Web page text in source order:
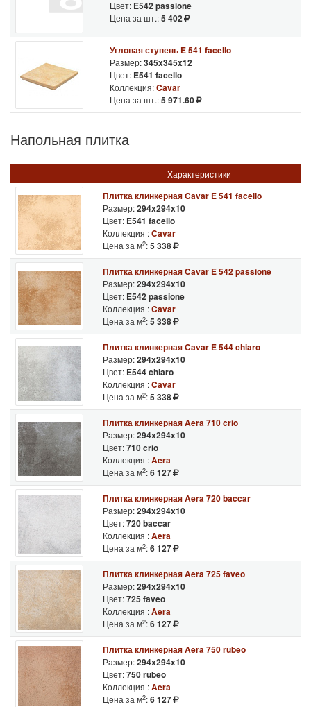
Цвет: E542 passione
Цена за шт.:5 402
Угловая ступень E 541 facello
Размер:345x345x12
Цвет: E541 facello
Коллекция:Cavar
Цена за шт.:5 971.60
Напольная плитка
Характеристики
Плитка клинкерная Cavar E 541 facello
Размер:294x294x10
Цвет: E541 facello
Коллекция :Cavar
Цена за м2:5 338
Плитка клинкерная Cavar E 542 passione
Размер:294x294x10
Цвет: E542 passione
Коллекция :Cavar
Цена за м2:5 338
Плитка клинкерная Cavar E 544 chiaro
Размер:294x294x10
Цвет: E544 chiaro
Коллекция :Cavar
Цена за м2:5 338
Плитка клинкерная Aera 710 crio
Размер:294x294x10
Цвет:710 crio
Коллекция :Aera
Цена за м2:6 127
Плитка клинкерная Aera 720 baccar
Размер:294x294x10
Цвет:720 baccar
Коллекция :Aera
Цена за м2:6 127
Плитка клинкерная Aera 725 faveo
Размер:294x294x10
Цвет:725 faveo
Коллекция :Aera
Цена за м2:6 127
Плитка клинкерная Aera 750 rubeo
Размер:294x294x10
Цвет:750 rubeo
Коллекция :Aera
Цена за м2:6 127